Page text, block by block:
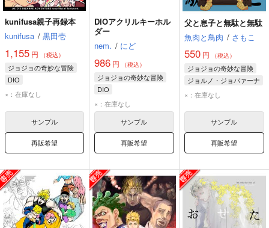
kunifusa親子再録本
kunifusa / 黒田壱
1,155 円 （税込）
ジョジョの奇妙な冒険
DIO
ジョルノ・ジョバァーナ
×：在庫なし
サンプル
再販希望
DIOアクリルキーホル
ダー
nem. / にど
986 円 （税込）
ジョジョの奇妙な冒険
DIO
×：在庫なし
サンプル
再販希望
父と息子と無駄と無駄
魚肉と鳥肉 / さもこ
550円 （税込）
ジョジョの奇妙な冒険
ジョルノ・ジョバァーナ
DIO
×：在庫なし
サンプル
再販希望